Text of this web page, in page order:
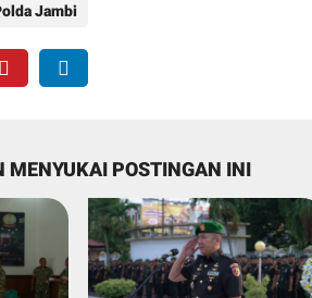
Jambi
MENYUKAI POSTINGAN INI